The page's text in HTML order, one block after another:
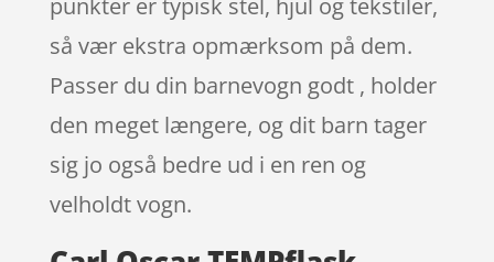
så vær ekstra opmærksom på dem.
Passer du din barnevogn godt , holder
den meget længere, og dit barn tager
sig jo også bedre ud i en ren og
velholdt vogn.